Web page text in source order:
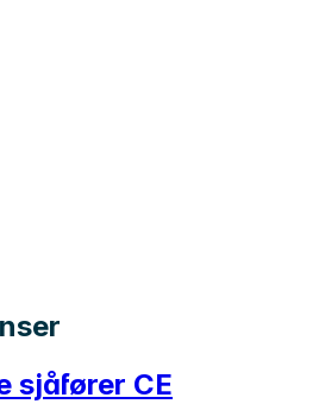
sjåfører CE